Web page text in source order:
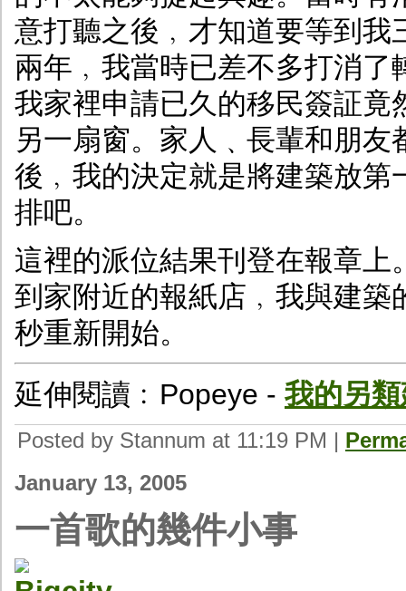
意打聽之後﹐才知道要等到
兩年﹐我當時已差不多打消
我家裡申請已久的移民簽証
另一扇窗。家人﹑長輩和朋
後﹐我的決定就是將建築放
排吧。
這裡的派位結果刊登在報章
到家附近的報紙店﹐我與建
秒重新開始。
延伸閱讀﹕Popeye - 我的另
Posted by Stannum at 11:19 PM |
January 13, 2005
一首歌的幾件小事